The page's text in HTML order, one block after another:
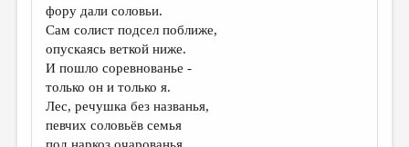
МАЛАЯ ПРОЗА
ЭССЕИСТИКА
ЛИТЕРАТУРОВЕДЕНИЕ
КУЛЬТУРОВЕДЕНИЕ
фору дали соловьи.
Сам солист подсел поближе,
опускаясь веткой ниже.
И пошло соревнованье -
только он и только я.
Лес, речушка без названья,
певчих соловьёв семья